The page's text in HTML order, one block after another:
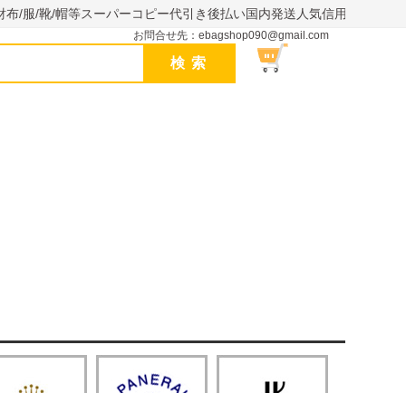
/服/靴/帽等スーパーコピー代引き後払い国内発送人気信用できるサ
お問合せ先：ebagshop090@gmail.com